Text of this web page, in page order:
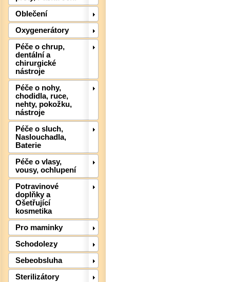
Oblečení
Oxygenerátory
Péče o chrup,
dentální a
chirurgické
nástroje
Péče o nohy,
chodidla, ruce,
nehty, pokožku,
nástroje
Péče o sluch,
Naslouchadla,
Baterie
Péče o vlasy,
vousy, ochlupení
Potravinové
doplňky a
Ošetřující
kosmetika
Pro maminky
Schodolezy
Sebeobsluha
Sterilizátory